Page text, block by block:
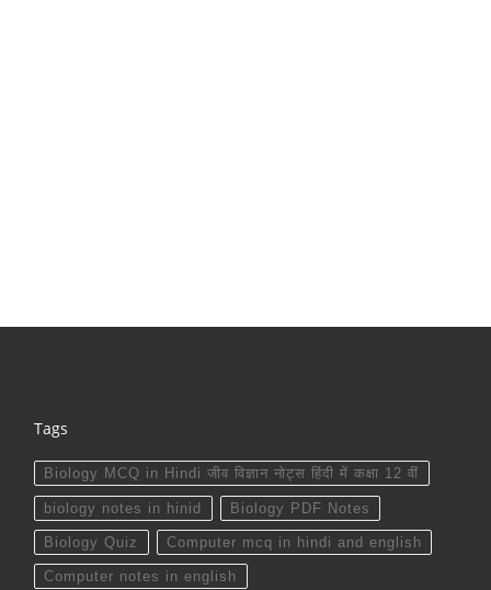
Tags
Biology MCQ in Hindi जीव विज्ञान नोट्स हिंदी में कक्षा 12 वीं
biology notes in hinid Biology PDF Notes
Biology Quiz Computer mcq in hindi and english
Computer notes in english